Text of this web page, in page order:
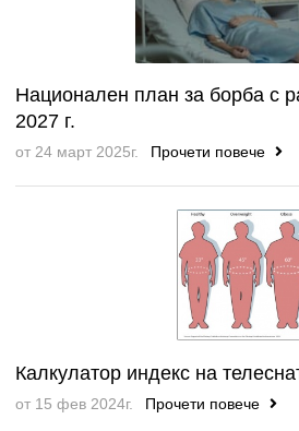
Национален план за борба с
2027 г.
от 24 март 2025г. Прочети повече
Калкулатор индекс на
от 15 фев 2024г. Прочети повече